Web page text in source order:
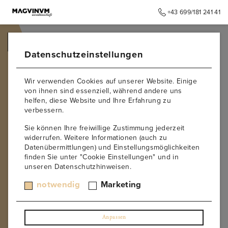
+43 699/181 241 41
Datenschutzeinstellungen
Wir verwenden Cookies auf unserer Website. Einige
von ihnen sind essenziell, während andere uns
helfen, diese Website und Ihre Erfahrung zu
verbessern.
Sie können Ihre freiwillige Zustimmung jederzeit
widerrufen. Weitere Informationen (auch zu
Datenübermittlungen) und Einstellungsmöglichkeiten
finden Sie unter "Cookie Einstellungen" und in
unseren Datenschutzhinweisen.
notwendig Marketing
Anpassen